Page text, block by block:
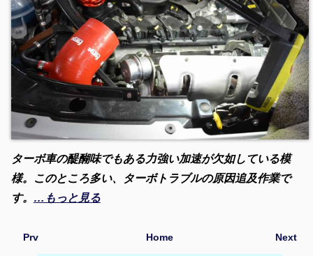
ターボ車の醍醐味でもある力強い加速が欠如している模
様。このところ多い、ターボトラブルの原因追及作業で
す。 …もっと見る
Prv Next
Home